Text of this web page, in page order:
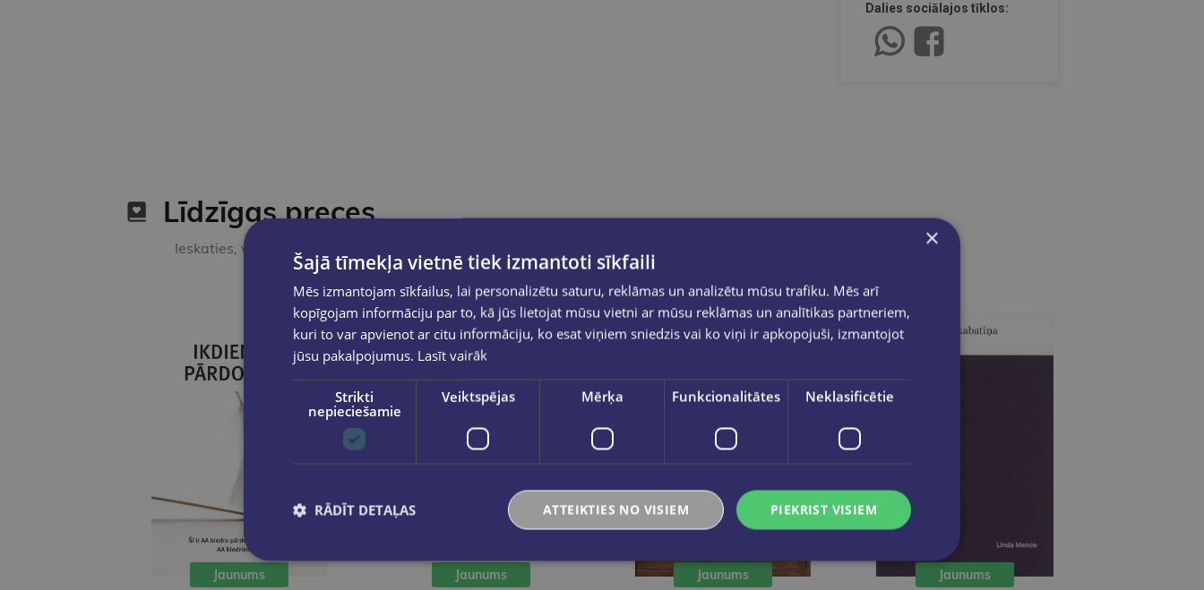
Dalies sociālajos tīklos:
Līdzīgas preces
Ieskaties, varbūt noder
Jaunums Jaunums Jaunums Jaunums
×
Šajā tīmekļa vietnē tiek izmantoti sīkfaili
Mēs izmantojam sīkfailus, lai personalizētu saturu, reklāmas un analizētu mūsu trafiku. Mēs arī
kopīgojam informāciju par to, kā jūs lietojat mūsu vietni ar mūsu reklāmas un analītikas partneriem,
kuri to var apvienot ar citu informāciju, ko esat viņiem sniedzis vai ko viņi ir apkopojuši, izmantojot
jūsu pakalpojumus. Lasīt vairāk
Strikti
nepieciešamie
Veiktspējas Mērķa Funkcionalitātes Neklasificētie
PIEKRIST VISIEM
ATTEIKTIES NO VISIEM
RĀDĪT DETAĻAS